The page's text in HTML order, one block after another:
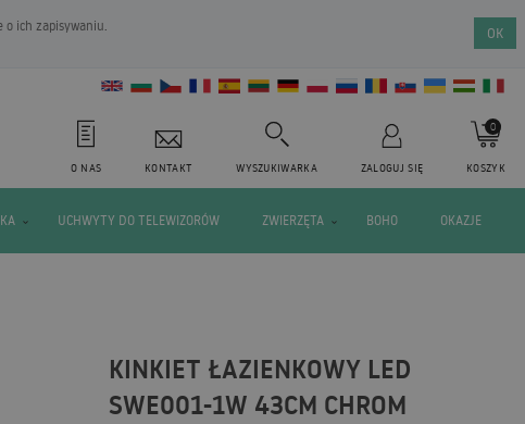
o ich zapisywaniu.
OK
O NAS KONTAKT WYSZUKIWARKA ZALOGUJ SIĘ KOSZYK
0
UCHWYTY DO TELEWIZORÓW ZWIERZĘTA BOHO OKAZJE
KINKIET ŁAZIENKOWY LED
SWE001-1W 43CM CHROM